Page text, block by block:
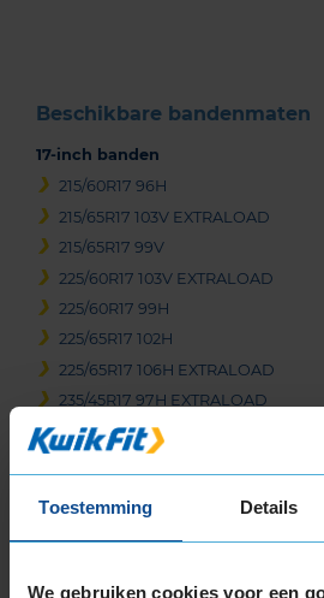
Toestemming Details
We gebruiken cookies voor een
Beschikbare bandenmaten
17-inch banden
215/60R17 96H
215/65R17 103V EXTRALOAD
215/65R17 99V
225/60R17 103V EXTRALOAD
225/60R17 99H
225/65R17 102H
225/65R17 106H EXTRALOAD
235/45R17 97H EXTRALOAD
235/45R17 97V EXTRALOAD
235/55R17 99H
235/65R17 108V EXTRALOAD